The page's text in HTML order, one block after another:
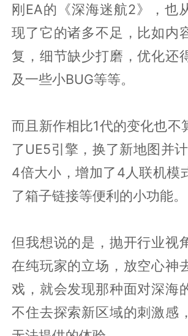
刚EA的《深海迷航2》，也
现了它的诸多不足，比如内
复，细节缺少打磨，优化还
及一些小BUG等等。
而且新作相比1代的变化也不
了UE5引擎，换了新地图并
4倍大小，增加了4人联机模
了箱子链接等便利的小功能。
但我想说的是，抛开行业视
在纯玩家的立场，放空心神
戏，就会发现那种面对深海
不住去探索新区域的刺激感